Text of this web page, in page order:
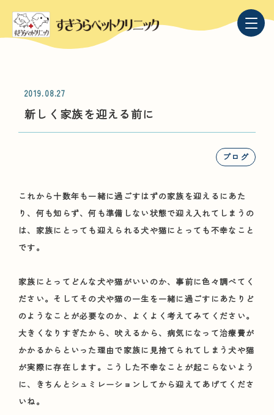
2019.08.27
新しく家族を迎える前に
ブログ
これから十数年も一緒に過ごすはずの家族を迎えるにあた
り、何も知らず、何も準備しない状態で迎え入れてしまうの
は、家族にとっても迎えられる犬や猫にとっても不幸なこと
です。
家族にとってどんな犬や猫がいいのか、事前に色々調べてく
ださい。そしてその犬や猫の一生を一緒に過ごすにあたりど
のようなことが必要なのか、よくよく考えてみてください。
大きくなりすぎたから、吠えるから、病気になって治療費が
かかるからといった理由で家族に見捨てられてしまう犬や猫
が実際に存在します。こうした不幸なことが起こらないよう
に、きちんとシュミレーションしてから迎えてあげてくださ
いね。